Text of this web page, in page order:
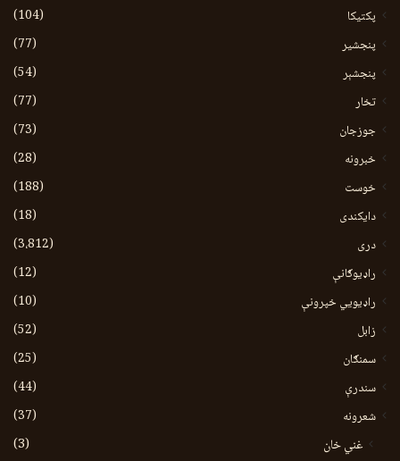
پکتیکا
(104)
پنجشیر
(77)
پنجشېر
(54)
تخار
(77)
جوزجان
(73)
خبرونه
(28)
خوست
(188)
دایکندی
(18)
دری
(3،812)
راډیوګانې
(12)
راډیويي خپرونې
(10)
زابل
(52)
سمنګان
(25)
سندرې
(44)
شعرونه
(37)
غني خان
(3)